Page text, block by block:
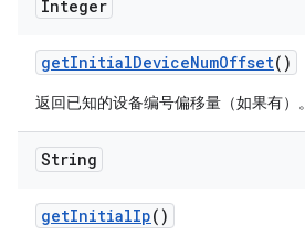
Integer
getInitialDeviceNumOffset()
返回已知的设备编号偏移量（如果有）。
String
getInitialIp()